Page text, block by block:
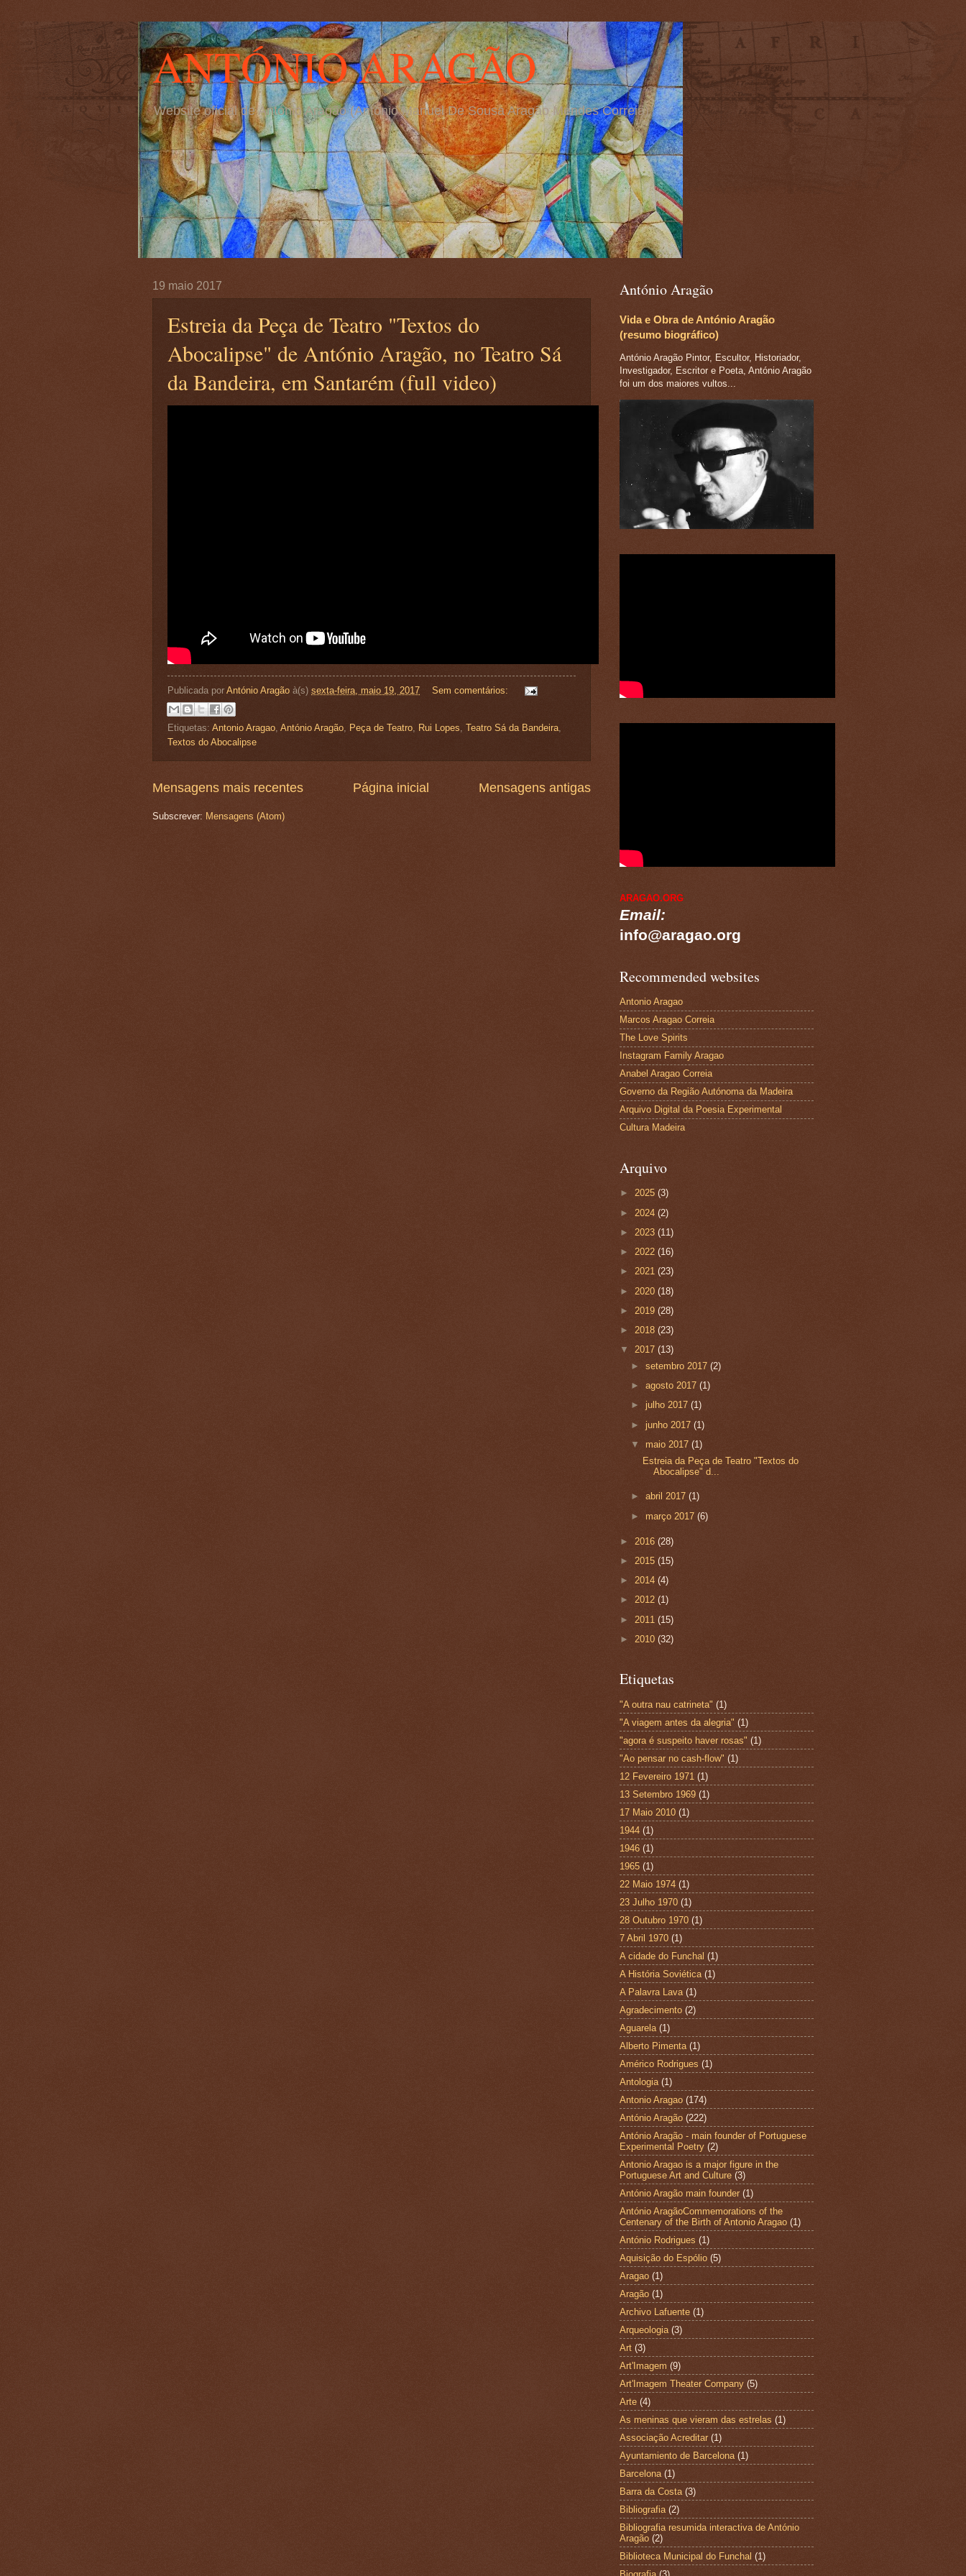
ANTÓNIO ARAGÃO
Website oficial de António Aragão (António Manuel De Sousa Aragão Mendes Correia)
19 maio 2017
Estreia da Peça de Teatro "Textos do
Abocalipse" de António Aragão, no Teatro Sá
da Bandeira, em Santarém (full video)
Publicada por António Aragão à(s) sexta-feira, maio 19, 2017 Sem comentários:
Etiquetas: Antonio Aragao, António Aragão, Peça de Teatro, Rui Lopes, Teatro Sá da Bandeira,
Textos do Abocalipse
Mensagens mais recentes Mensagens antigas
Página inicial
Subscrever: Mensagens (Atom)
António Aragão
Vida e Obra de António Aragão
(resumo biográfico)
António Aragão Pintor, Escultor, Historiador,
Investigador, Escritor e Poeta, António Aragão
foi um dos maiores vultos...
ARAGAO.ORG
Email:
info@aragao.org
Recommended websites
Antonio Aragao
Marcos Aragao Correia
The Love Spirits
Instagram Family Aragao
Anabel Aragao Correia
Governo da Região Autónoma da Madeira
Arquivo Digital da Poesia Experimental
Cultura Madeira
Arquivo
► 2025 (3)
► 2024 (2)
► 2023 (11)
► 2022 (16)
► 2021 (23)
► 2020 (18)
► 2019 (28)
► 2018 (23)
▼ 2017 (13)
►setembro 2017(2)
►agosto 2017(1)
►julho 2017(1)
►junho 2017(1)
▼ maio 2017(1)
Estreia da Peça de Teatro "Textos do
Abocalipse" d...
►abril 2017(1)
► março 2017(6)
► 2016 (28)
► 2015 (15)
► 2014 (4)
► 2012 (1)
► 2011 (15)
► 2010 (32)
Etiquetas
"A outra nau catrineta" (1)
"A viagem antes da alegria" (1)
"agora é suspeito haver rosas" (1)
"Ao pensar no cash-flow" (1)
12 Fevereiro 1971 (1)
13 Setembro 1969 (1)
17 Maio 2010 (1)
1944 (1)
1946 (1)
1965 (1)
22 Maio 1974 (1)
23 Julho 1970 (1)
28 Outubro 1970 (1)
7 Abril 1970 (1)
A cidade do Funchal (1)
A História Soviética (1)
A Palavra Lava (1)
Agradecimento (2)
Aguarela (1)
Alberto Pimenta (1)
Américo Rodrigues (1)
Antologia (1)
Antonio Aragao (174)
António Aragão (222)
António Aragão - main founder of Portuguese
Experimental Poetry (2)
Antonio Aragao is a major figure in the
Portuguese Art and Culture (3)
António Aragão main founder (1)
António AragãoCommemorations of the
Centenary of the Birth of Antonio Aragao (1)
António Rodrigues (1)
Aquisição do Espólio (5)
Aragao (1)
Aragão (1)
Archivo Lafuente (1)
Arqueologia (3)
Art (3)
Art'Imagem (9)
Art'Imagem Theater Company (5)
Arte (4)
As meninas que vieram das estrelas (1)
Associação Acreditar (1)
Ayuntamiento de Barcelona (1)
Barcelona (1)
Barra da Costa (3)
Bibliografia (2)
Bibliografia resumida interactiva de António
Aragão (2)
Biblioteca Municipal do Funchal (1)